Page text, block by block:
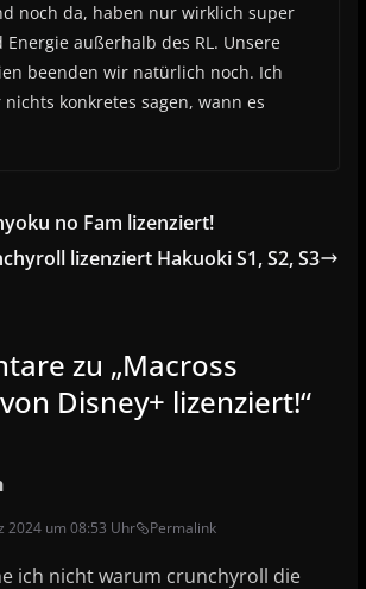
noch da, haben nur wirklich super
außerhalb des RL. Unsere
beenden wir natürlich noch. Ich
konkretes sagen, wann es
no Fam lizenziert!
lizenziert Hakuoki S1, S2, S3
zu „Macross
Disney+ lizenziert!“
2024 um 08:53 Uhr Permalink
ich nicht warum crunchyroll die